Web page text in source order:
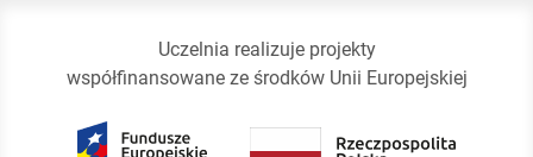
Uczelnia realizuje projekty
współfinansowane ze środków Unii Europejskiej